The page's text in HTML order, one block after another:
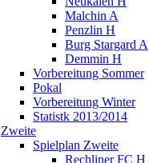
Malchin A
Penzlin H
Burg Stargard A
Demmin H
Vorbereitung Sommer
Pokal
Vorbereitung Winter
Statistk 2013/2014
Zweite
Spielplan Zweite
Rechliner FC H